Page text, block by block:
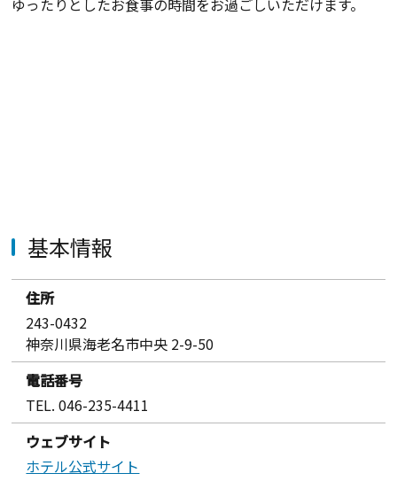
ゆったりとしたお食事の時間をお過ごしいただけます。
基本情報
住所
243-0432
神奈川県海老名市中央 2-9-50
電話番号
TEL. 046-235-4411
ウェブサイト
ホテル公式サイト